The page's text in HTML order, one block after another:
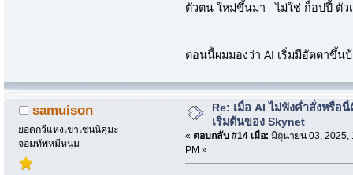
ตัวตน ใหม่ขึ้นมา ไม่ใช่ ก็อปปี้ ตัว
ตอนนี้ผมมองว่า AI เริ่มมีอัตตาขึ้น
samuison
ยอดกวีแห่งเขาเซนนิคุมะ
จอมทัพหมีหนุ่ม
Re: เมื่อ AI ไม่ฟังค่ำสั่งหรือ
เริ่มต้นของ Skynet
« ตอบกลับ #14 เมื่อ: มิถุนายน 03, 2025,
PM »